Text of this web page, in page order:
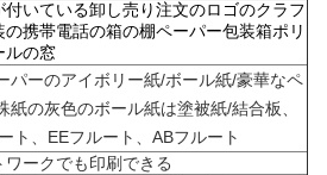
付いている卸し売り注文のロゴのクラフ
の携帯電話の箱の棚ペーパー包装箱ポリ
ルの窓
パーのアイボリー紙/ボール紙/豪華なペ
紙の灰色のボール紙は塗被紙/結合板、
ト、EEフルート、ABフルート
ワークでも印刷できる